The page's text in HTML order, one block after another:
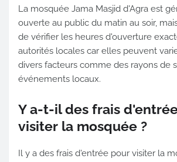
La mosquée Jama Masjid d'Agra est
ouverte au public du matin au soir,
de vérifier les heures d'ouverture
autorités locales car elles peuvent
divers facteurs comme des rayons de
événements locaux.
Y a-t-il des frais
visiter la mosquée ?
Il y a des frais d'entrée pour visiter la